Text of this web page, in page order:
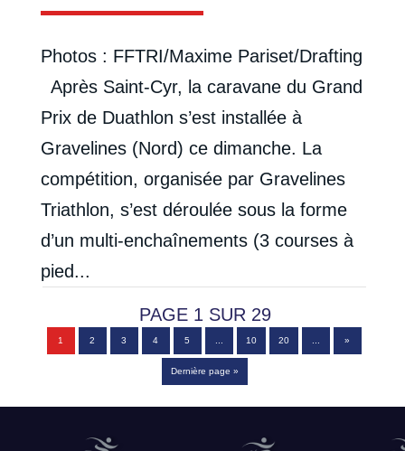
Photos : FFTRI/Maxime Pariset/Drafting
Après Saint-Cyr, la caravane du Grand
Prix de Duathlon s’est installée à
Gravelines (Nord) ce dimanche. La
compétition, organisée par Gravelines
Triathlon, s’est déroulée sous la forme
d’un multi-enchaînements (3 courses à
pied...
PAGE 1 SUR 29
1 2 3 4 5 10 20 »
Dernière page »